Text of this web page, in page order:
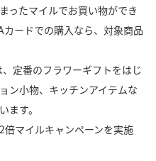
ったマイルでお買い物ができ
ードでの購入なら、対象商品
定番のフラワーギフトをはじ
ン小物、キッチンアイテムな
ます。
マイルキャンペーンを実施